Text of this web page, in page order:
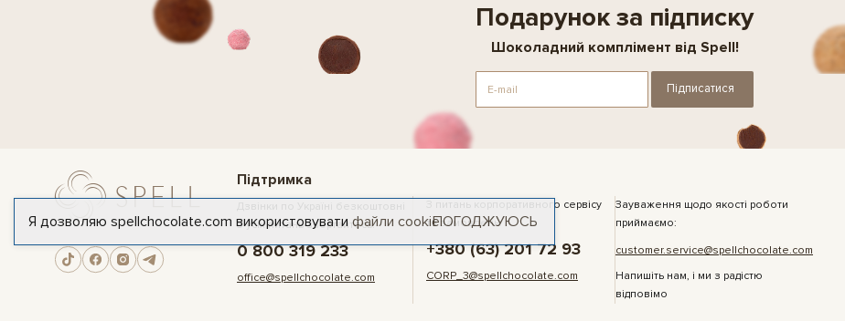
Подарунок за підписку
Шоколадний комплімент від Spell!
Підписатися
Підтримка
З усіх питань звертайтесь:
0 800 319 233
office@spellchocolate.com
З питань корпоративного сервісу
та замовлень:
+380 (63) 201 72 93
CORP_3@spellchocolate.com
Зауваження щодо якості роботи
приймаємо:
customer.service@spellchocolate.com
Напишіть нам, і ми з радістю
відповімо
Я дозволяю spellchocolate.com використовувати файли cookieПОГОДЖУЮСЬ